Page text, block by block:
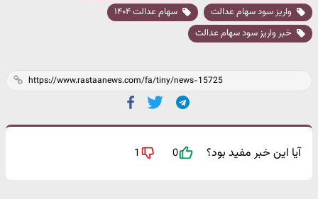
واریز سود سهام عدالت
سهام عدالت ۱۴۰۴
خبر واریز سود سهام عدالت
آیا این خبر مفید بود؟ 0
1